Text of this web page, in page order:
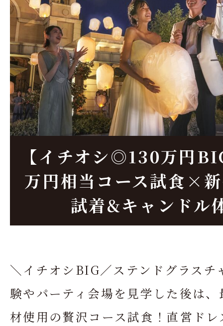
【イチオシ◎130万円
万円相当コース試食×
試着&キャンドル
＼イチオシBIG／ステンドグラスチ
験やパーティ会場を見学した後は
材使用の贅沢コース試食！直営ド